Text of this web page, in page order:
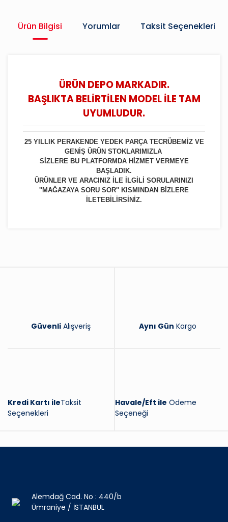
Ürün Bilgisi Yorumlar Taksit Seçenekleri
ÜRÜN DEPO MARKADIR.
BAŞLIKTA BELİRTİLEN MODEL İLE TAM
UYUMLUDUR.
25 YILLIK PERAKENDE YEDEK PARÇA TECRÜBEMİZ VE
GENİŞ ÜRÜN STOKLARIMIZLA
SİZLERE BU PLATFORMDA HİZMET VERMEYE
BAŞLADIK.
ÜRÜNLER VE ARACINIZ İLE İLGİLİ SORULARINIZI
''MAĞAZAYA SORU SOR'' KISMINDAN BİZLERE
İLETEBİLİRSİNİZ.
Güvenli Alışveriş Aynı Gün Kargo
Kredi Kartı ileTaksit
Seçenekleri
Havale/Eft ile Ödeme
Seçeneği
Alemdağ Cad. No : 440/b
Ümraniye / İSTANBUL